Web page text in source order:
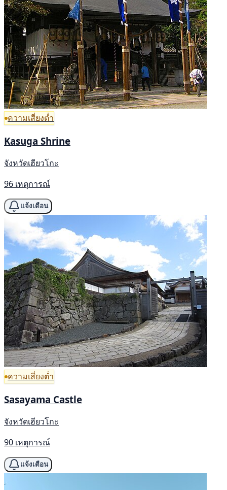
ความเสี่ยงต่ำ
Kasuga Shrine
จังหวัดเฮียวโกะ
96 เหตุการณ์
แจ้งเตือน
ความเสี่ยงต่ำ
Sasayama Castle
จังหวัดเฮียวโกะ
90 เหตุการณ์
แจ้งเตือน